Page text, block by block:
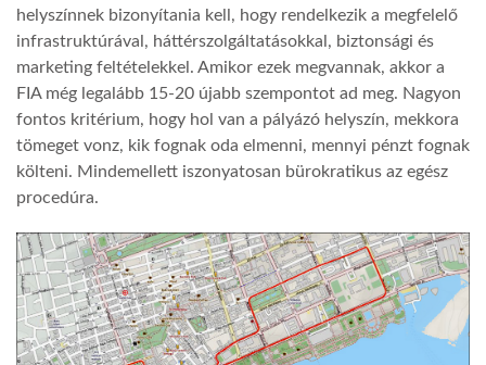
LINKTR.EE
GLOBOZSARU
DOBRAVERO.HU
GLOBOBOOK
helyszínnek bizonyítania kell, hogy rendelkezik a megfelelő
infrastruktúrával, háttérszolgáltatásokkal, biztonsági és
marketing feltételekkel. Amikor ezek megvannak, akkor a
FIA még legalább 15-20 újabb szempontot ad meg. Nagyon
fontos kritérium, hogy hol van a pályázó helyszín, mekkora
tömeget vonz, kik fognak oda elmenni, mennyi pénzt fognak
költeni. Mindemellett iszonyatosan bürokratikus az egész
procedúra.